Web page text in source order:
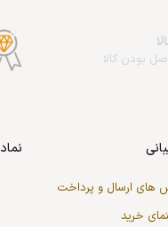
بودن کالا
های ارسال و پرداخت
خرید
نماد